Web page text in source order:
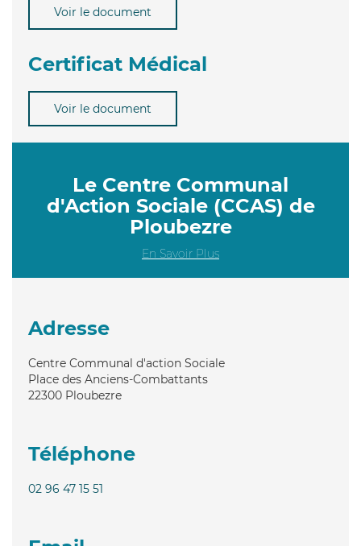
Voir le document
Certificat Médical
Voir le document
Le Centre Communal
d'Action Sociale (CCAS) de
Ploubezre
En Savoir Plus
Adresse
Centre Communal d'action Sociale
Place des Anciens-Combattants
22300 Ploubezre
Téléphone
02 96 47 15 51